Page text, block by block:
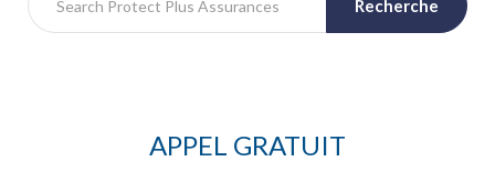
Recherche
APPEL GRATUIT